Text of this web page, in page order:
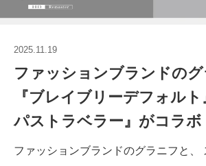
2025.11.19
ファッションブランドのグ
『ブレイブリーデフォル
パストラベラー』がコラボ
ファッションブランドのグラニフと、